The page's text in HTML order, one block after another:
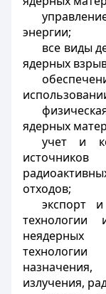
энергии;
все виды
ядерных
ядерных
учет и
отходов;
экспорт
технологии
излучения,